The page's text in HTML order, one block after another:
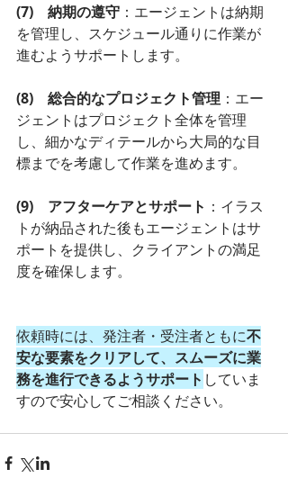
(7)　納期の遵守 ：エージェントは納期
を管理し、スケジュール通りに作業が
進むようサポートします。
(8)　総合的なプロジェクト管理 ：エー
ジェントはプロジェクト全体を管理
し、細かなディテールから大局的な目
標までを考慮して作業を進めます。
(9)　アフターケアとサポート ：イラス
トが納品された後もエージェントはサ
ポートを提供し、クライアントの満足
度を確保します。
依頼時には、発注者・受注者ともに不
安な要素をクリアして、スムーズに業
務を進行できるようサポート していま
すので安心してご相談ください。